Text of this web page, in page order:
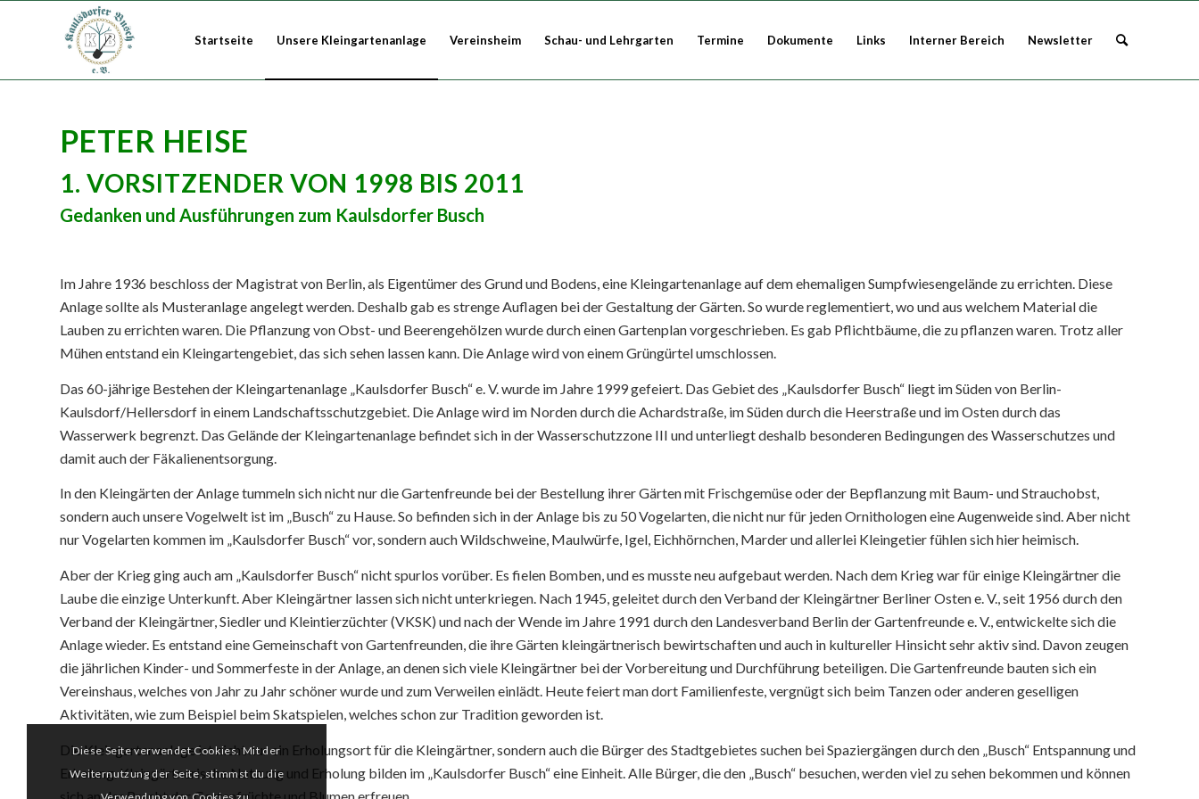
Startseite Unsere Kleingartenanlage Vereinsheim Schau- und Lehrgarten Termine Dokumente Links Interner Bereich Newsletter
PETER HEISE
1. VORSITZENDER VON 1998 BIS 2011
Gedanken und Ausführungen zum Kaulsdorfer Busch
Im Jahre 1936 beschloss der Magistrat von Berlin, als Eigentümer des Grund und Bodens, eine Kleingartenanlage auf dem ehemaligen Sumpfwiesengelände zu errichten. Diese
Anlage sollte als Musteranlage angelegt werden. Deshalb gab es strenge Auflagen bei der Gestaltung der Gärten. So wurde reglementiert, wo und aus welchem Material die
Lauben zu errichten waren. Die Pflanzung von Obst- und Beerengehölzen wurde durch einen Gartenplan vorgeschrieben. Es gab Pflichtbäume, die zu pflanzen waren. Trotz aller
Mühen entstand ein Kleingartengebiet, das sich sehen lassen kann. Die Anlage wird von einem Grüngürtel umschlossen.
Das 60-jährige Bestehen der Kleingartenanlage „Kaulsdorfer Busch“ e. V. wurde im Jahre 1999 gefeiert. Das Gebiet des „Kaulsdorfer Busch“ liegt im Süden von Berlin-
Kaulsdorf/Hellersdorf in einem Landschaftsschutzgebiet. Die Anlage wird im Norden durch die Achardstraße, im Süden durch die Heerstraße und im Osten durch das
Wasserwerk begrenzt. Das Gelände der Kleingartenanlage befindet sich in der Wasserschutzzone III und unterliegt deshalb besonderen Bedingungen des Wasserschutzes und
damit auch der Fäkalienentsorgung.
In den Kleingärten der Anlage tummeln sich nicht nur die Gartenfreunde bei der Bestellung ihrer Gärten mit Frischgemüse oder der Bepflanzung mit Baum- und Strauchobst,
sondern auch unsere Vogelwelt ist im „Busch“ zu Hause. So befinden sich in der Anlage bis zu 50 Vogelarten, die nicht nur für jeden Ornithologen eine Augenweide sind. Aber nicht
nur Vogelarten kommen im „Kaulsdorfer Busch“ vor, sondern auch Wildschweine, Maulwürfe, Igel, Eichhörnchen, Marder und allerlei Kleingetier fühlen sich hier heimisch.
Aber der Krieg ging auch am „Kaulsdorfer Busch“ nicht spurlos vorüber. Es fielen Bomben, und es musste neu aufgebaut werden. Nach dem Krieg war für einige Kleingärtner die
Laube die einzige Unterkunft. Aber Kleingärtner lassen sich nicht unterkriegen. Nach 1945, geleitet durch den Verband der Kleingärtner Berliner Osten e. V., seit 1956 durch den
Verband der Kleingärtner, Siedler und Kleintierzüchter (VKSK) und nach der Wende im Jahre 1991 durch den Landesverband Berlin der Gartenfreunde e. V., entwickelte sich die
Anlage wieder. Es entstand eine Gemeinschaft von Gartenfreunden, die ihre Gärten kleingärtnerisch bewirtschaften und auch in kultureller Hinsicht sehr aktiv sind. Davon zeugen
die jährlichen Kinder- und Sommerfeste in der Anlage, an denen sich viele Kleingärtner bei der Vorbereitung und Durchführung beteiligen. Die Gartenfreunde bauten sich ein
Vereinshaus, welches von Jahr zu Jahr schöner wurde und zum Verweilen einlädt. Heute feiert man dort Familienfeste, vergnügt sich beim Tanzen oder anderen geselligen
Aktivitäten, wie zum Beispiel beim Skatspielen, welches schon zur Tradition geworden ist.
Die Kleingartenanlage ist nicht nur ein Erholungsort für die Kleingärtner, sondern auch die Bürger des Stadtgebietes suchen bei Spaziergängen durch den „Busch“ Entspannung und
Erholung. Kleingärtnerische Nutzung und Erholung bilden im „Kaulsdorfer Busch“ eine Einheit. Alle Bürger, die den „Busch“ besuchen, werden viel zu sehen bekommen und können
sich an der Pracht der Gartenfrüchte und Blumen erfreuen.
Diese Seite verwendet Cookies. Mit der
Weiternutzung der Seite, stimmst du die